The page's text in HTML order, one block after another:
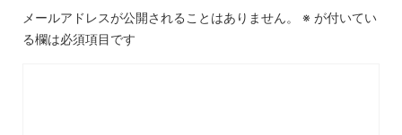
メールアドレスが公開されることはありません。 ※ が付いてい
る欄は必須項目です